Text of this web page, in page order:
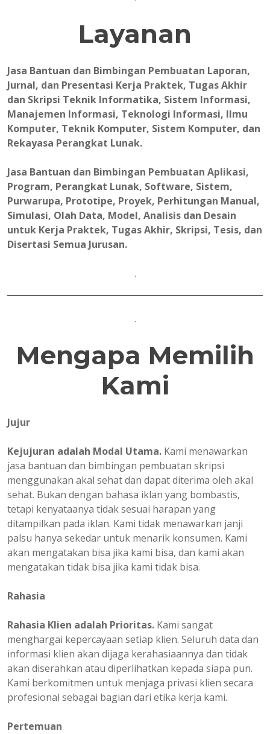
Layanan
Jasa Bantuan dan Bimbingan Pembuatan Laporan,
Jurnal, dan Presentasi Kerja Praktek, Tugas Akhir
dan Skripsi Teknik Informatika, Sistem Informasi,
Manajemen Informasi, Teknologi Informasi, Ilmu
Komputer, Teknik Komputer, Sistem Komputer, dan
Rekayasa Perangkat Lunak.
Jasa Bantuan dan Bimbingan Pembuatan Aplikasi,
Program, Perangkat Lunak, Software, Sistem,
Purwarupa, Prototipe, Proyek, Perhitungan Manual,
Simulasi, Olah Data, Model, Analisis dan Desain
untuk Kerja Praktek, Tugas Akhir, Skripsi, Tesis, dan
Disertasi Semua Jurusan.
.
.
Mengapa Memilih
Kami
Jujur
Kejujuran adalah Modal Utama. Kami menawarkan
jasa bantuan dan bimbingan pembuatan skripsi
menggunakan akal sehat dan dapat diterima oleh akal
sehat. Bukan dengan bahasa iklan yang bombastis,
tetapi kenyataanya tidak sesuai harapan yang
ditampilkan pada iklan. Kami tidak menawarkan janji
palsu hanya sekedar untuk menarik konsumen. Kami
akan mengatakan bisa jika kami bisa, dan kami akan
mengatakan tidak bisa jika kami tidak bisa.
Rahasia
Rahasia Klien adalah Prioritas. Kami sangat
menghargai kepercayaan setiap klien. Seluruh data dan
informasi klien akan dijaga kerahasiaannya dan tidak
akan diserahkan atau diperlihatkan kepada siapa pun.
Kami berkomitmen untuk menjaga privasi klien secara
profesional sebagai bagian dari etika kerja kami.
Pertemuan